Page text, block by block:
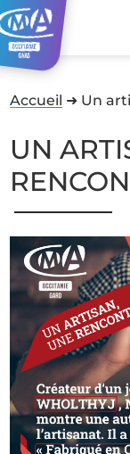
Accueil ➜ Un
UN